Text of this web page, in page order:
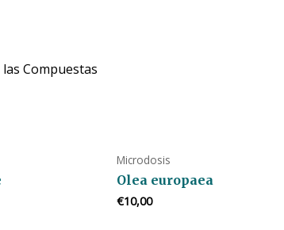
Compuestas
Microdosis
Olea europaea
€10,00